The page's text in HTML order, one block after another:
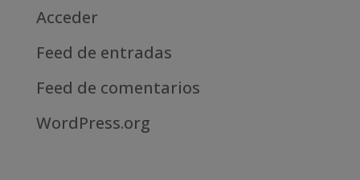
Acceder
Feed de entradas
Feed de comentarios
WordPress.org